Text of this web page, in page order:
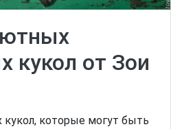
кукол от Зои
которые могут быть